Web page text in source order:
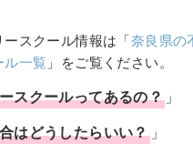
スクール情報は「奈良県の
ル一覧 」をご覧ください。
スクールってあるの？ 」
はどうしたらいい？」